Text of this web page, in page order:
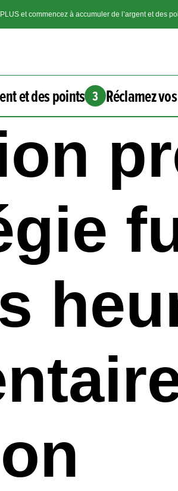
et commencez à accumuler de l’argent et des
et des points 3 Réclamez